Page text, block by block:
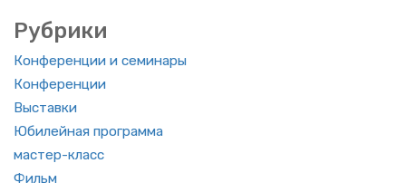
Руб­ри­ки
Кон­фе­рен­ции и се­ми­на­ры
Кон­фе­рен­ции
Вы­став­ки
Юби­лей­ная про­грам­ма
ма­стер-класс
Фильм